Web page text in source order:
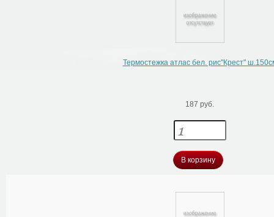
Термостежка атлас бел. рис"Крест"
187 руб.
В корзину